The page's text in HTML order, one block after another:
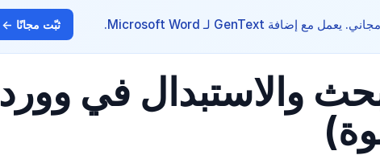
ثبّت مجانًا ←
والاستبدال في وورد